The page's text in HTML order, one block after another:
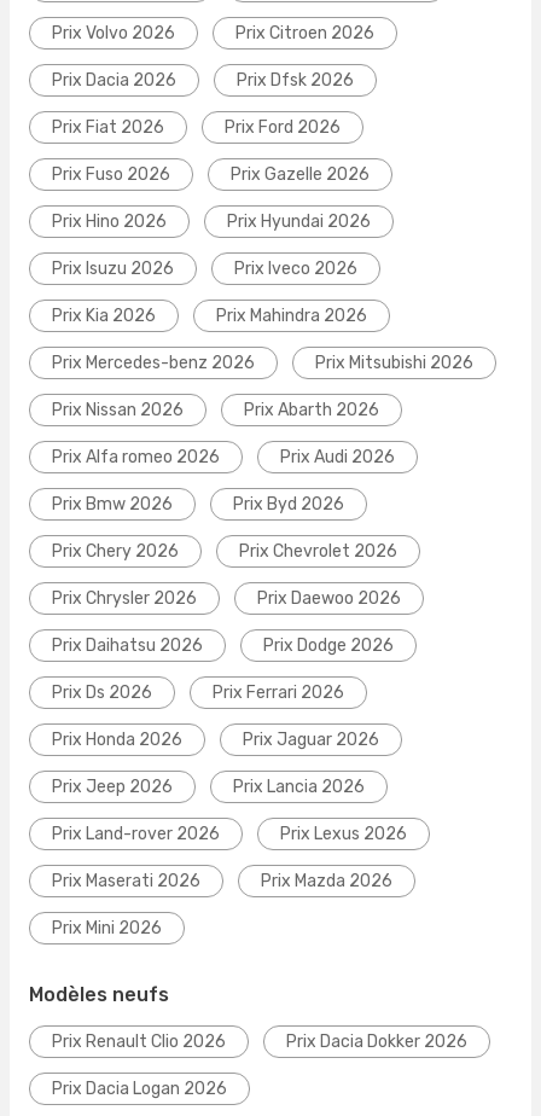
Prix Volvo 2026 Prix Citroen 2026
Prix Dacia 2026 Prix Dfsk 2026
Prix Fiat 2026 Prix Ford 2026
Prix Fuso 2026 Prix Gazelle 2026
Prix Hino 2026 Prix Hyundai 2026
Prix Isuzu 2026 Prix Iveco 2026
Prix Kia 2026 Prix Mahindra 2026
Prix Mercedes-benz 2026 Prix Mitsubishi 2026
Prix Nissan 2026 Prix Abarth 2026
Prix Alfa romeo 2026 Prix Audi 2026
Prix Bmw 2026 Prix Byd 2026
Prix Chery 2026 Prix Chevrolet 2026
Prix Chrysler 2026 Prix Daewoo 2026
Prix Daihatsu 2026 Prix Dodge 2026
Prix Ds 2026 Prix Ferrari 2026
Prix Honda 2026 Prix Jaguar 2026
Prix Jeep 2026 Prix Lancia 2026
Prix Land-rover 2026 Prix Lexus 2026
Prix Maserati 2026 Prix Mazda 2026
Prix Mini 2026
Modèles neufs
Prix Renault Clio 2026 Prix Dacia Dokker 2026
Prix Dacia Logan 2026